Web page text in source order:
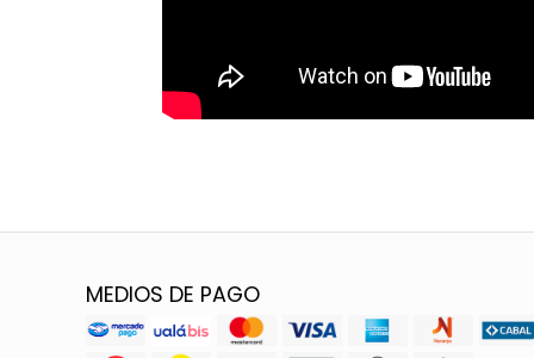
MEDIOS DE PAGO